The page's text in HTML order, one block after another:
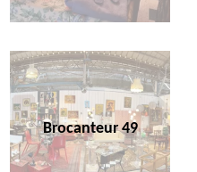
Brocanteur 49